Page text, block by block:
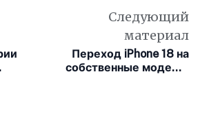
Следующий
материал
Переход iPhone 18 на
собственные модемы